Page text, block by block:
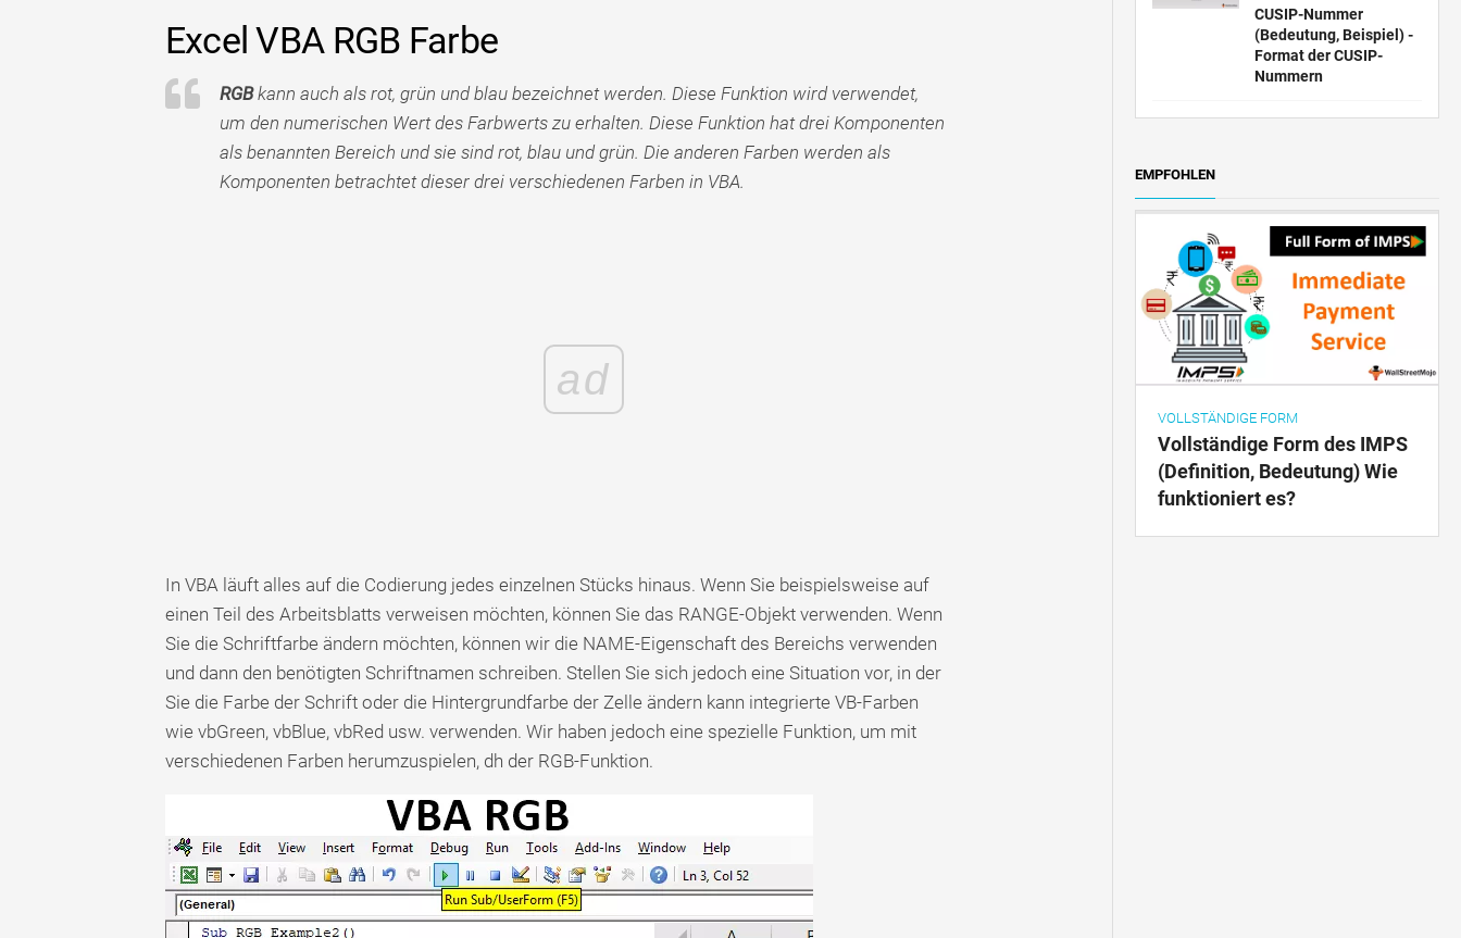
Excel VBA RGB Farbe
RGBkann auch als rot, grün und blau bezeichnet werden. Diese Funktion wird verwendet,
um den numerischen Wert des Farbwerts zu erhalten. Diese Funktion hat drei Komponenten
als benannten Bereich und sie sind rot, blau und grün. Die anderen Farben werden als
Komponenten betrachtet dieser drei verschiedenen Farben in VBA.
ad
In VBA läuft alles auf die Codierung jedes einzelnen Stücks hinaus. Wenn Sie beispielsweise auf
einen Teil des Arbeitsblatts verweisen möchten, können Sie das RANGE-Objekt verwenden. Wenn
Sie die Schriftfarbe ändern möchten, können wir die NAME-Eigenschaft des Bereichs verwenden
und dann den benötigten Schriftnamen schreiben. Stellen Sie sich jedoch eine Situation vor, in der
Sie die Farbe der Schrift oder die Hintergrundfarbe der Zelle ändern kann integrierte VB-Farben
wie vbGreen, vbBlue, vbRed usw. verwenden. Wir haben jedoch eine spezielle Funktion, um mit
verschiedenen Farben herumzuspielen, dh der RGB-Funktion.
CUSIP-Nummer
(Bedeutung, Beispiel) -
Format der CUSIP-
Nummern
EMPFOHLEN
VOLLSTÄNDIGE FORM
Vollständige Form des IMPS
(Definition, Bedeutung) Wie
funktioniert es?